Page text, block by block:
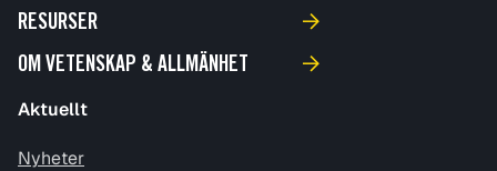
RESURSER
OM VETENSKAP & ALLMÄNHET
Aktuellt
Nyheter